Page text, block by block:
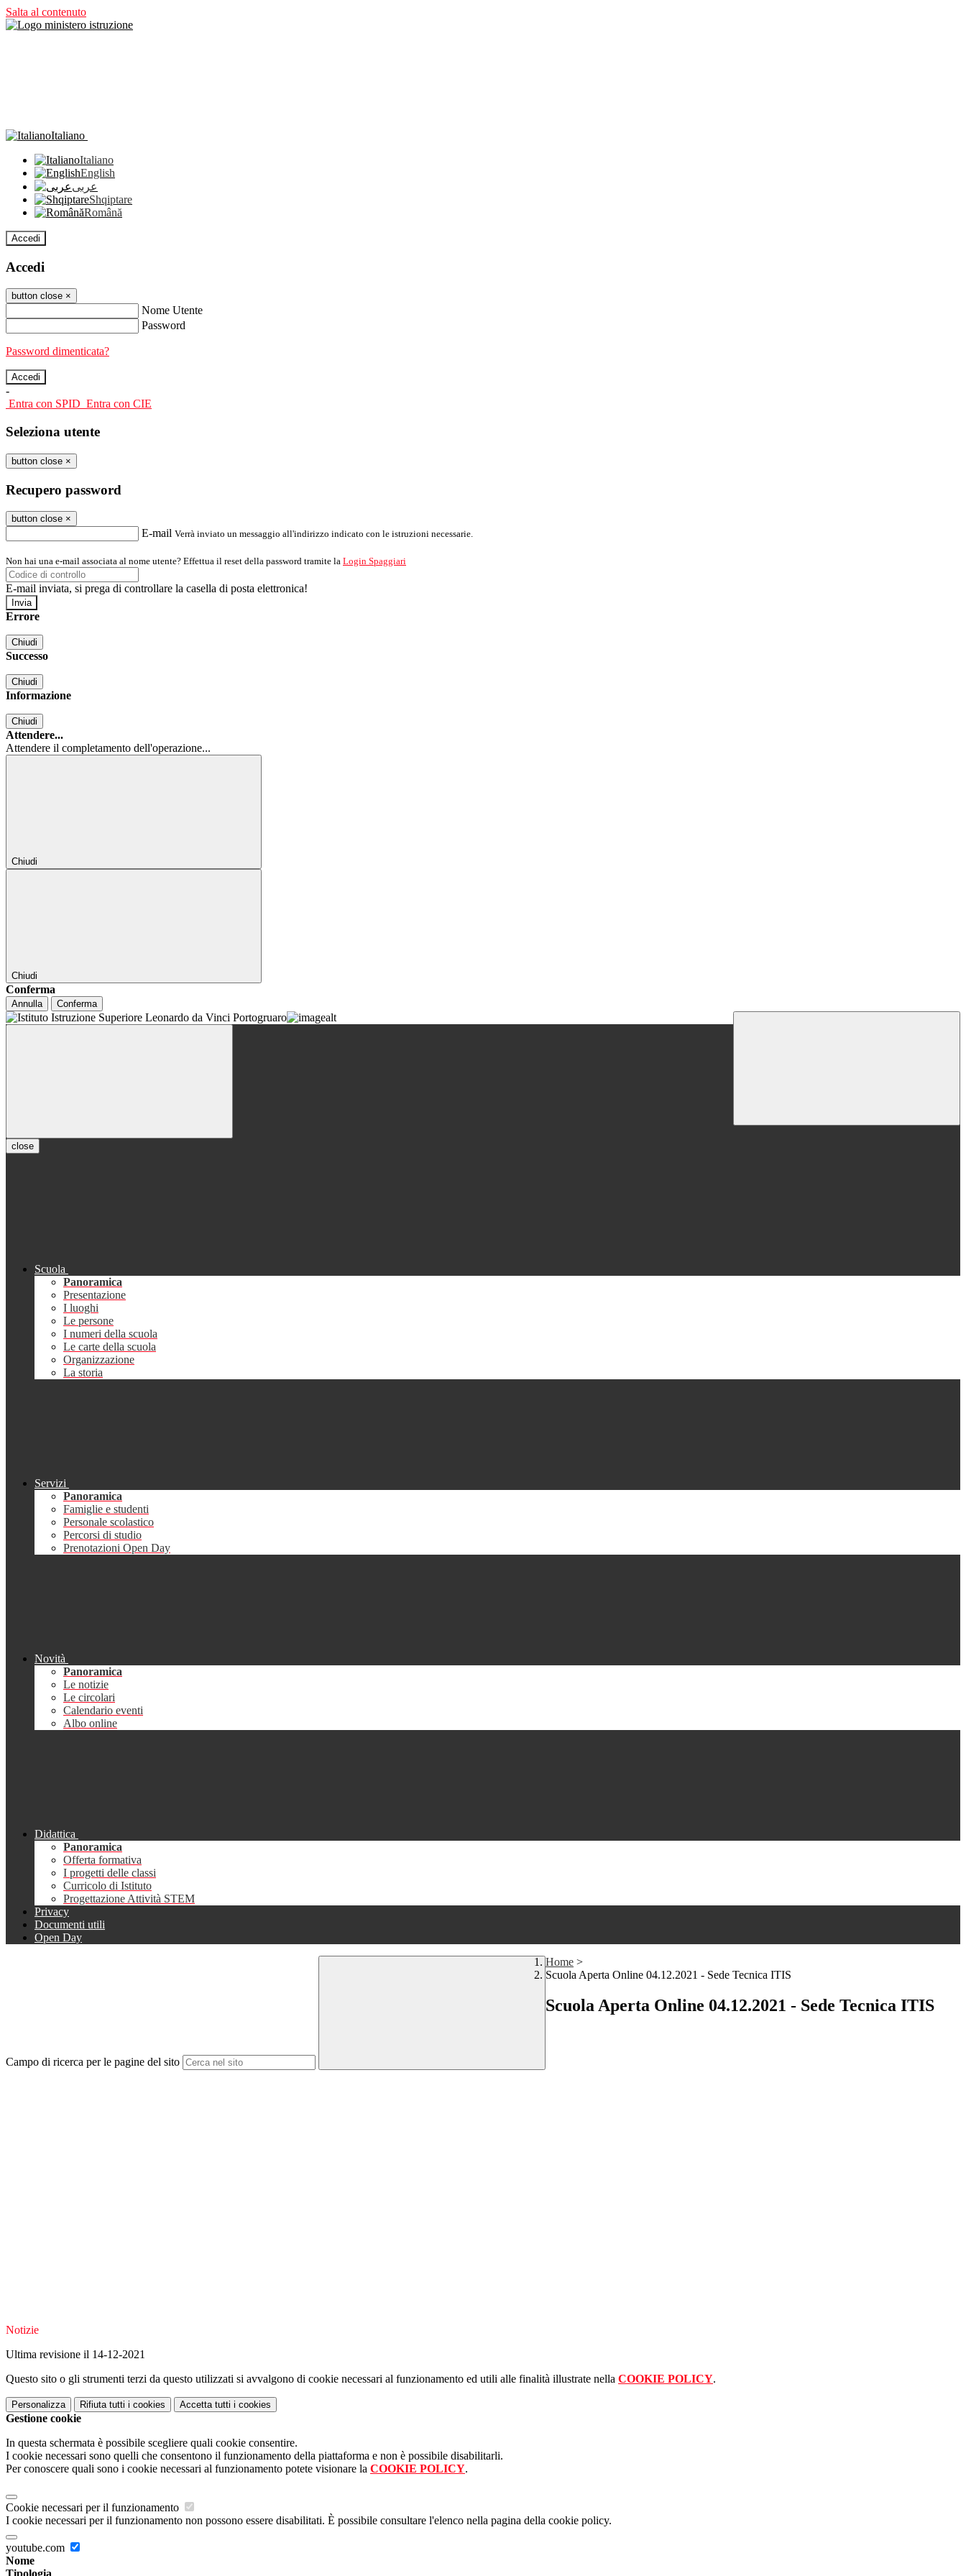
Salta al contenuto
Italiano
Italiano
English
عربى
Shqiptare
Română
Accedi
Accedi
button close ×
Nome Utente
Password
Password dimenticata?
-
Entra con SPID Entra con CIE
Seleziona utente
button close ×
Recupero password
button close ×
E-mail Verrà inviato un messaggio all'indirizzo indicato con le istruzioni necessarie.
Non hai una e-mail associata al nome utente? Effettua il reset della password tramite la Login Spaggiari
E-mail inviata, si prega di controllare la casella di posta elettronica!
Errore
Chiudi
Successo
Chiudi
Informazione
Chiudi
Attendere...
Attendere il completamento dell'operazione...
Chiudi
Chiudi
Conferma
Annulla Conferma
close
Scuola
Panoramica
Presentazione
I luoghi
Le persone
I numeri della scuola
Le carte della scuola
Organizzazione
La storia
Servizi
Panoramica
Famiglie e studenti
Personale scolastico
Percorsi di studio
Prenotazioni Open Day
Novità
Panoramica
Le notizie
Le circolari
Calendario eventi
Albo online
Didattica
Panoramica
Offerta formativa
I progetti delle classi
Curricolo di Istituto
Progettazione Attività STEM
Privacy
Documenti utili
Open Day
Campo di ricerca per le pagine del sito
Home >
Scuola Aperta Online 04.12.2021 - Sede Tecnica ITIS
Scuola Aperta Online 04.12.2021 - Sede Tecnica ITIS
Notizie
Ultima revisione il 14-12-2021
Questo sito o gli strumenti terzi da questo utilizzati si avvalgono di cookie necessari al funzionamento ed utili alle finalità illustrate nella COOKIE POLICY.
Personalizza Rifiuta tutti i cookies Accetta tutti i cookies
Gestione cookie
In questa schermata è possibile scegliere quali cookie consentire.
I cookie necessari sono quelli che consentono il funzionamento della piattaforma e non è possibile disabilitarli.
Per conoscere quali sono i cookie necessari al funzionamento potete visionare la COOKIE POLICY.
Cookie necessari per il funzionamento
I cookie necessari per il funzionamento non possono essere disabilitati. È possibile consultare l'elenco nella pagina della cookie policy.
youtube.com
Nome
Tipologia